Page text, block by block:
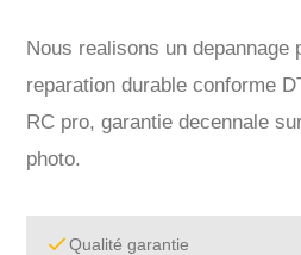
Nous realisons un depannage
reparation durable conforme
RC pro, garantie decennale
photo.
Qualité garantie